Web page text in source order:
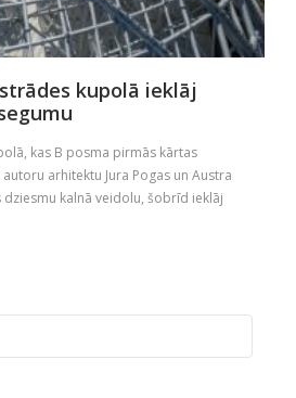
kupolā ieklāj
kas B posma pirmās kārtas
arhitektu Jura Pogas un Austra
kalnā veidolu, šobrīd ieklāj